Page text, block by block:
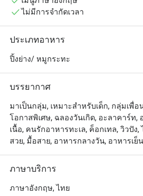
เลือกได้จากเนื้อสัตว์และอาหารทะเลห
พรีเมียมที่หมักและย่างอย่างลงตัวในเตา
ทำให้ที่นี่เป็นหนึ่งในจุดหมายของอาหาร
ผ่อนคลายและเพลิดเพลินกับวันของคุณที่
พร้อมน้ำตก รายล้อมด้วยต้นไม้ใหญ่สวย
ไม่มีการจำกัดเวลา
ประเภทอาหาร
ปิ้งย่าง/ หมูกระทะ
บรรยากาศ
มาเป็นกลุ่ม, เหมาะสำหรับเด็ก, กลุ่มเพื่
โอกาสพิเศษ, ฉลองวันเกิด, อะลาคาร์ท,
เนื้อ, คนรักอาหารทะเล, ค็อกเทล, วิวปัง,
สวย, มื้อสาย, อาหารกลางวัน, อาหารเย็น
ภาษาบริการ
ภาษาอังกฤษ, ไทย